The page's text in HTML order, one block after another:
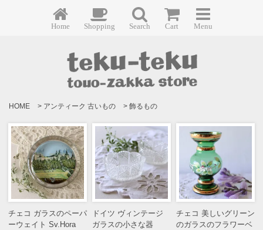
Home Shopping Search Cart Menu
HOME > アンティーク 古いもの > 飾るもの
チェコ ガラスのペーパ
ーウェイト Sv.Hora
ドイツ ヴィンテージ
ガラスの小さな器
チェコ 美しいグリーン
のガラスのフラワーベ